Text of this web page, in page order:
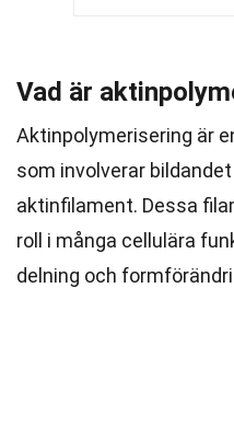
Vad är
Aktinpolymerisering är
som involverar
aktinfilament. Dessa
roll i många cellulära
delning och